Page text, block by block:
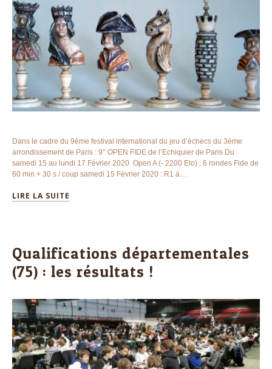
Dans le cadre du 9ème festival international du jeu d’échecs du 3ème
arrondissement de Paris : 9° OPEN FIDE de l’Echiquier de Paris Du
samedi 15 au lundi 17 Février 2020 Open A (- 2200 Elo) : 6 rondes Fide de
60 min + 30 s / coup samedi 15 Février 2020 : R1 à…
LIRE LA SUITE
Qualifications départementales
(75) : les résultats !